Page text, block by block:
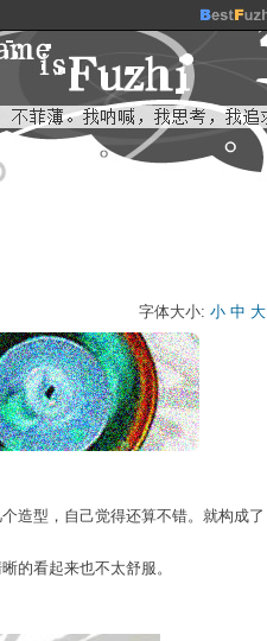
字体大小: 小 中 大
造型，自己觉得还算不错。就构成了
的看起来也不太舒服。